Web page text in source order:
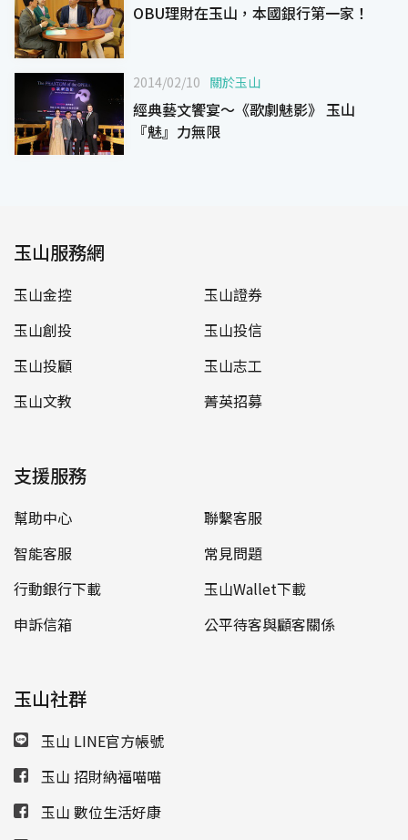
OBU理財在玉山，本國銀行第一家！
2014/02/10 關於玉山
經典藝文饗宴～《歌劇魅影》 玉山
『魅』力無限
玉山服務網
玉山金控
玉山證券
玉山創投
玉山投信
玉山投顧
玉山志工
玉山文教
菁英招募
支援服務
幫助中心
聯繫客服
智能客服
常見問題
行動銀行下載
玉山Wallet下載
申訴信箱
公平待客與顧客關係
玉山社群
玉山 LINE官方帳號
玉山 招財納福喵喵
玉山 數位生活好康